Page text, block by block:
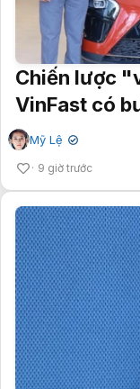
Chiến lược
VinFast có
Mỹ Lệ ✔
9 giờ trước